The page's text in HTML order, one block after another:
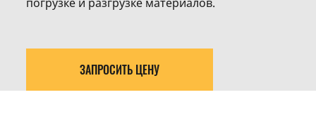
ЗАПРОСИТЬ ЦЕНУ